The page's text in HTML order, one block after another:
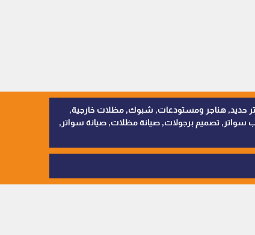
اقمشة, سواتر حديد, هناجر ومستودعات, شبوك, مظلات خارجية,
تصميم برجولات, صيانة مظلات, صيانة سواتر,